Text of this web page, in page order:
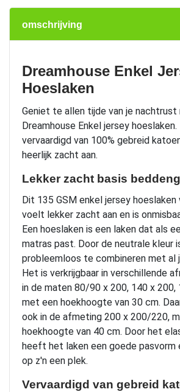
omschrijving
Dreamhouse Enkel
Hoeslaken
Geniet te allen tijde van je
Dreamhouse Enkel jersey
vervaardigd van 100% gebreid
heerlijk zacht aan.
Lekker zacht basis
Dit 135 GSM enkel jersey hoeslaken
voelt lekker zacht aan en is
Een hoeslaken is een laken dat als
matras past. Door de neutrale kleur
probleemloos te combineren met al
Het is verkrijgbaar in verschillende
in de maten 80/90 x 200, 140 x 200,
met een hoekhoogte van 30 cm.
ook in de afmeting 200 x 200/220,
hoekhoogte van 40 cm. Door het
heeft het laken een goede pasvorm
op z'n een plek.
Vervaardigd van gebreid